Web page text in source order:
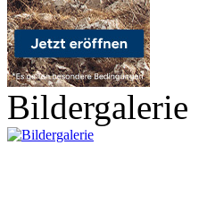
Bildergalerie